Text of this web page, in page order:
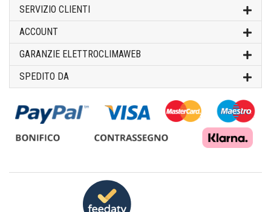
SERVIZIO CLIENTI
ACCOUNT
GARANZIE ELETTROCLIMAWEB
SPEDITO DA